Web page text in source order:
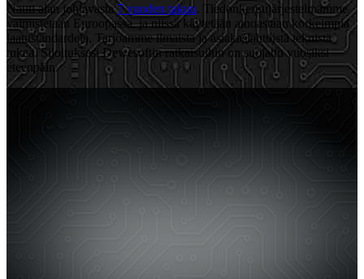
Nauti alan johtavasta7 vuoden takuu . Tiedonkeruujärjestelmämme
valmistetaan Euroopassa, ja niissä käytetään ainoastaan korkeimpia
laatustandardeja. Tarjoamme ilmaista ja asiakaslähtöistä teknistä
tukea. Sijoituksesi Dewesoftin ratkaisuihin on suojattu vuosiksi
eteenpäin.